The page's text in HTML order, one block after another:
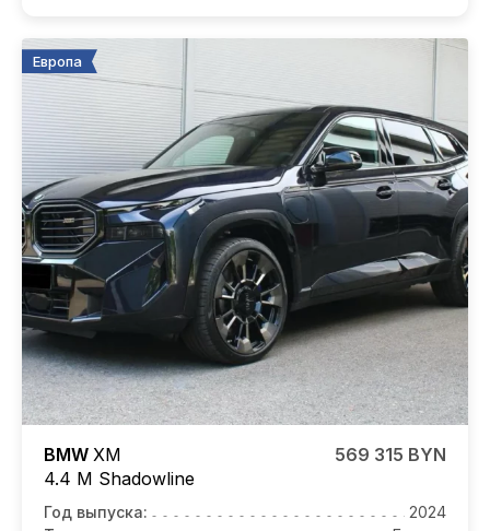
Европа
BMW XM
4.4 M Shadowline
569 315 BYN
Год выпуска:
2024